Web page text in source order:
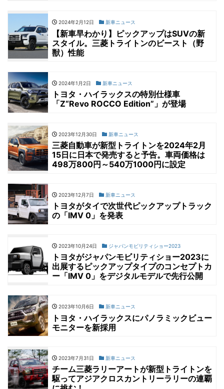
2024年2月12日 新車ニュース
【新車早わかり】ピックアップはSUVの新
スタイル。三菱トライトンのビースト（野
獣）性能
2024年1月2日 新車ニュース
トヨタ・ハイラックスの特別仕様車
「Z“Revo ROCCO Edition”」が登場
2023年12月30日 新車ニュース
三菱自動車が新型トライトンを2024年2月
15日に日本で発売すると予告。車両価格は
498万800円～540万1000円に設定
2023年12月7日 新車ニュース
トヨタがタイで次世代ピックアップトラック
の「IMV 0」を発表
2023年10月24日 ジャパンモビリティショー2023
トヨタがジャパンモビリティショー2023に
出展するピックアップタイプのコンセプトカ
ー「IMV 0」をデジタルモデルで先行公開
2023年10月6日 新車ニュース
トヨタ・ハイラックスにパノラミックビュー
モニターを新採用
2023年7月31日 新車ニュース
チーム三菱ラリーアートが新型トライトンを
駆ってアジアクロスカントリーラリーの連覇